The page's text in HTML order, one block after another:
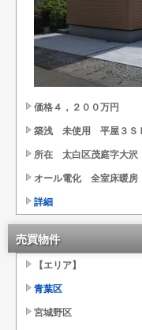
価格４，２００万円
築浅 未使用 平屋３Ｓ
所在 太白区茂庭字大沢
オール電化 全室床暖
詳細
売買物件
【エリア】
青葉区
宮城野区